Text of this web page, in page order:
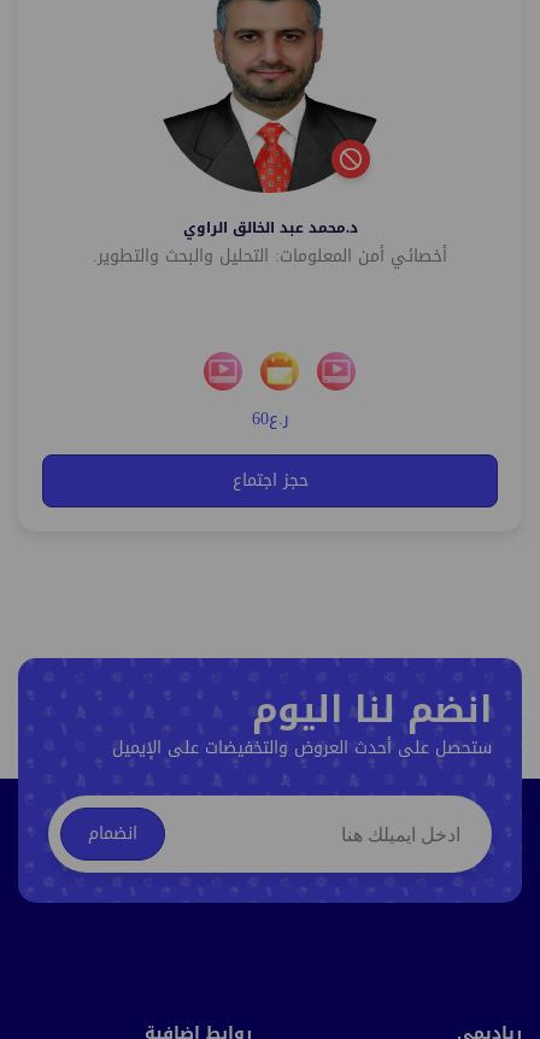
د.محمد عبد الخالق الراوي
أخصائي أمن المعلومات: التحليل والبحث والتطوير.
ر.ع60
حجز اجتماع
انضم لنا اليوم
ستحصل على أحدث العروض والتخفيضات على الإيميل
انضمام